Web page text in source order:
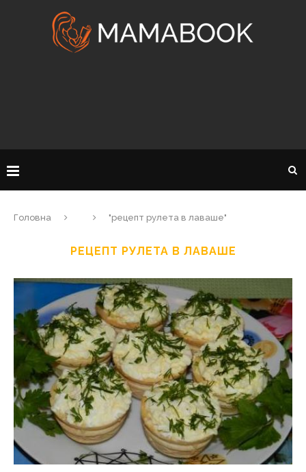
Головна "рецепт рулета в лаваше"
РЕЦЕПТ РУЛЕТА В ЛАВАШЕ